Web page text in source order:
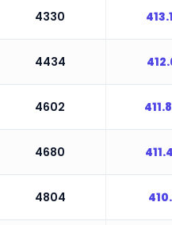
4330
4434
4602
4680
4804